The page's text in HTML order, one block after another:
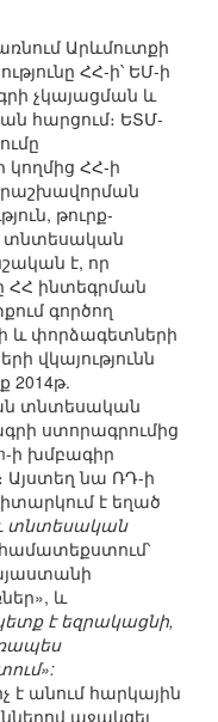
Արևմուտքի
ՀՀ-ի՝ ԵՄ-ի
չկայացման և
հարցում։ ԵՏՄ-
ՀՀ-ի
թուրք-
տնտեսական
է, որ
ՀՀ ինտեգրման
գործող
և փորձագետների
վկայությունն
2014թ.
տնտեսական
ստորագրումից
ի խմբագիր
։ Այստեղ նա ՌԴ-ի
է եղած
տնտեսական
համատեքստում՝
և
է եզրակացնի,
է անում հարկային
աջակցել